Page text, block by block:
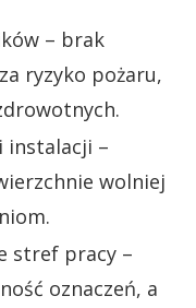
– brak
ryzyko pożaru,
instalacji –
wolniej
stref pracy –
oznaczeń, a